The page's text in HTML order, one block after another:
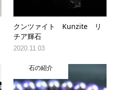
クンツァイト Kunzite リ
チア輝石
2020.11.03
石の紹介